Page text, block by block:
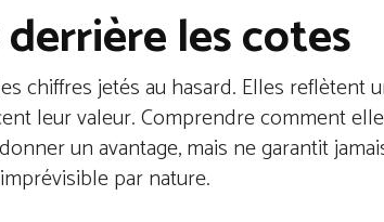
les cotes
chiffres jetés au hasard. Elles reflètent
leur valeur. Comprendre comment
un avantage, mais ne garantit
par nature.